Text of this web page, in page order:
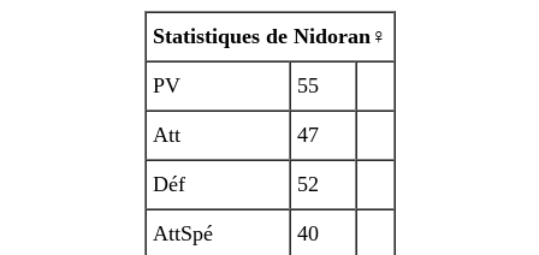
Statistiques de Nidoran♀
PV 55
Att 47
Déf 52
AttSpé 40